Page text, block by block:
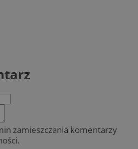
zamieszczania komentarzy